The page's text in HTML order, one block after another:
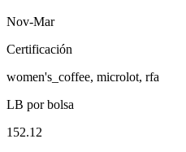
Nov-Mar
Certificación
women's_coffee, microlot, rfa
LB por bolsa
152.12